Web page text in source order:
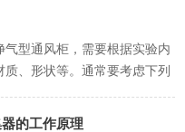
的空间，便于操作和维护，一
实验需求选择合适的通风
型通风柜，需要根据实验内
、形状等。通常要考虑下列
速。热源：当使用带热源的设
的工作原理